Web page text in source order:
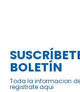
BOLETÍN
Toda la informacion
registrate aqui